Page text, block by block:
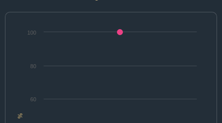
%
60
80
100